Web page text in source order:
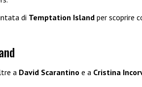
di Temptation Island per scoprire
a David Scarantino e a Cristina